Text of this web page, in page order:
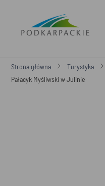
Strona główna Turystyka
Pałacyk Myśliwski w Julinie